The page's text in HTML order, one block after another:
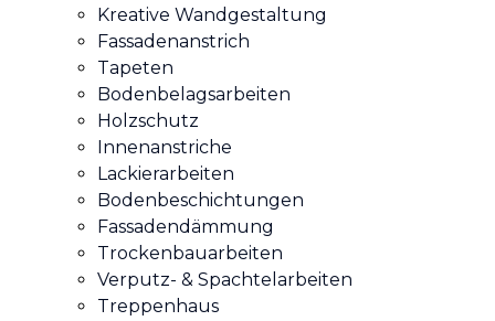
Kreative Wandgestaltung
Fassadenanstrich
Tapeten
Bodenbelagsarbeiten
Holzschutz
Innenanstriche
Lackierarbeiten
Bodenbeschichtungen
Fassadendämmung
Trockenbauarbeiten
Verputz- & Spachtelarbeiten
Treppenhaus